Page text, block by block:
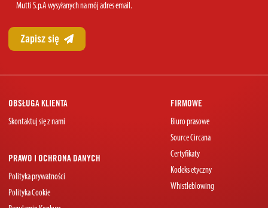
Mutti S.p.A wysyłanych na mój adres email.
OBSŁUGA KLIENTA
Skontaktuj się z nami
FIRMOWE
Biuro prasowe
Source Circana
Certyfikaty
Kodeks etyczny
Whistleblowing
PRAWO I OCHRONA DANYCH
Polityka prywatności
Polityka Cookie